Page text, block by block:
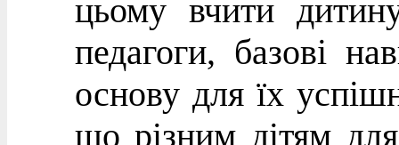
цьому вчити
педагоги, базові
основу для їх
що різним дітям